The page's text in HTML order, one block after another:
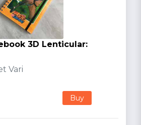
3D Lenticular:
Vari
Buy